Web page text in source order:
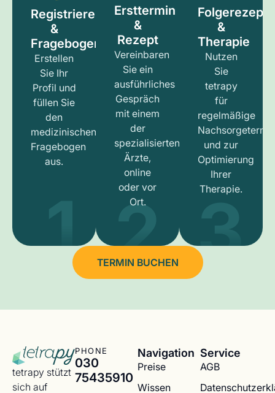
Registrieren
&
Fragebogen
Erstellen
Sie Ihr
Profil und
füllen Sie
den
medizinischen
Fragebogen
aus.
1
Ersttermin
&
Rezept
Vereinbaren
Sie ein
ausführliches
Gespräch
mit einem
der
spezialisierten
Ärzte,
online
oder vor
Ort.
2
Folgerezept
&
Therapie
Nutzen
Sie
tetrapy
für
regelmäßige
und zur
Optimierung
Ihrer
Therapie.
3
TERMIN BUCHEN
tetrapy stützt
sich auf
PHONE
030
75435910
Navigation
Preise
Wissen
Service
AGB